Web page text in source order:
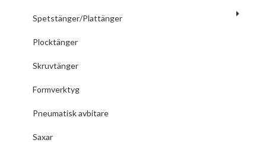
Spetstänger/Plattänger
Plocktänger
Skruvtänger
Formverktyg
Pneumatisk avbitare
Saxar